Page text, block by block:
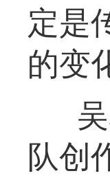
定是
的变
队创